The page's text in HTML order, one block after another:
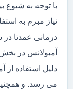
با توجه به شیوع
نیاز مبرم به
درمانی عمدتا
آمبولانس در
دلیل استفاده
می رسد. و